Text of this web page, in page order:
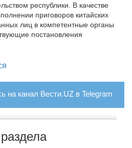
республики. В качестве
приговоров китайских
лиц в компетентные органы
постановления
на канал Вести.UZ в Telegram